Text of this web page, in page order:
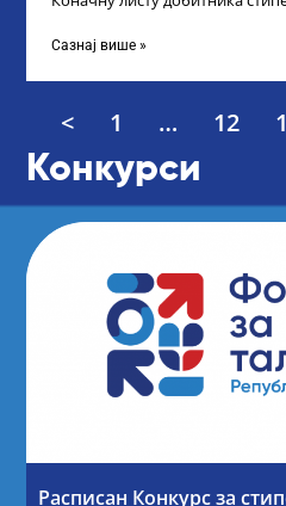
Сазнај више »
< 1 … 12
Конкурси
Расписан Конкурс за